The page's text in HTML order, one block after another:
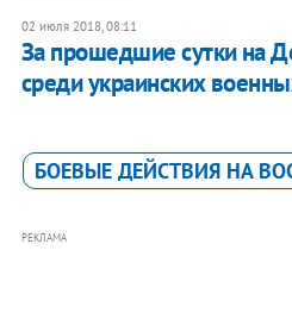
02 июля 2018, 08:11
За прошедшие сутки на
среди украинских
БОЕВЫЕ ДЕЙСТВИЯ НА
РЕКЛАМА